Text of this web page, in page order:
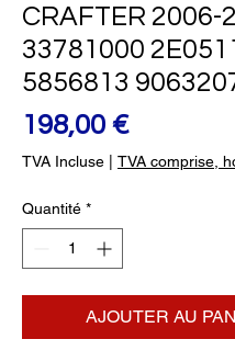
CRAFTER 2006-
33781000
5856813
198,00 €Prix
TVA Incluse TVA comprise,
Quantité *
AJOUTER AU